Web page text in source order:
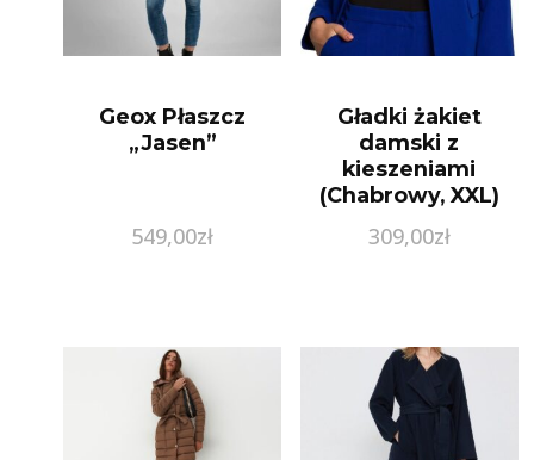
Geox Płaszcz
„Jasen”
549,00zł
Gładki żakiet
damski z
kieszeniami
(Chabrowy, XXL)
309,00zł